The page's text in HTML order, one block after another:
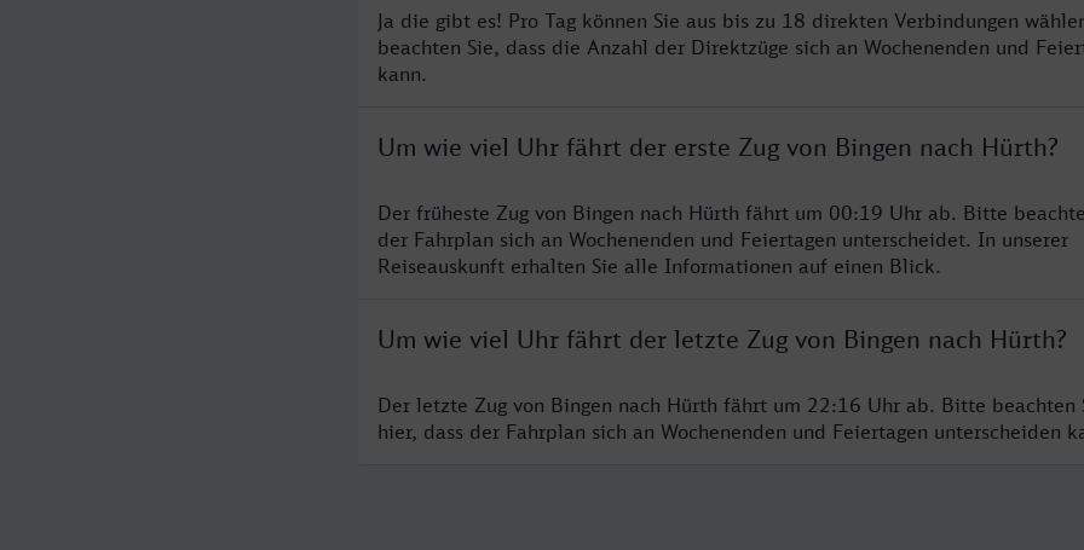
Ja die gibt es! Pro Tag können Sie aus bis zu 18 direkten Verbindungen
beachten Sie, dass die Anzahl der Direktzüge sich an Wochenenden und
kann.
Um wie viel Uhr fährt der erste Zug von Bingen nach Hürth?
Der früheste Zug von Bingen nach Hürth fährt um 00:19 Uhr ab. Bitte
der Fahrplan sich an Wochenenden und Feiertagen unterscheidet. In unserer
Reiseauskunft erhalten Sie alle Informationen auf einen Blick.
Um wie viel Uhr fährt der letzte Zug von Bingen nach Hürth?
Der letzte Zug von Bingen nach Hürth fährt um 22:16 Uhr ab. Bitte beachten
hier, dass der Fahrplan sich an Wochenenden und Feiertagen unterscheiden